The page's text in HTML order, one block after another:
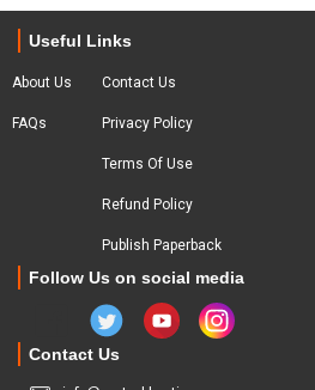
Useful Links
About Us
FAQs
Contact Us
Privacy Policy
Terms Of Use
Refund Policy
Publish Paperback
Follow Us on social media
Contact Us